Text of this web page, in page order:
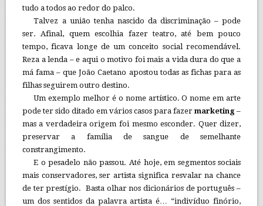
tudo a todos ao redor do palco.
Talvez a união tenha nascido da discriminação – pode
ser. Afinal, quem escolhia fazer teatro, até bem pouco
tempo, ficava longe de um conceito social recomendável.
Reza a lenda – e aqui o motivo foi mais a vida dura do que a
má fama – que João Caetano apostou todas as fichas para as
filhas seguirem outro destino.
Um exemplo melhor é o nome artístico. O nome em arte
pode ter sido ditado em vários casos para fazermarketing –
mas a verdadeira origem foi mesmo esconder. Quer dizer,
preservar a família de sangue de semelhante
constrangimento.
E o pesadelo não passou. Até hoje, em segmentos sociais
mais conservadores, ser artista significa resvalar na chance
de ter prestígio. Basta olhar nos dicionários de português –
um dos sentidos da palavra artista é… “indivíduo finório,